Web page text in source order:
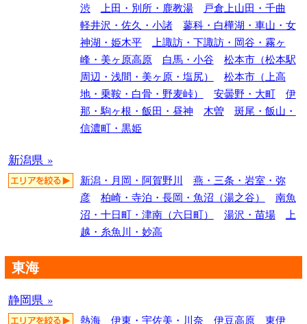
渋
上田・別所・鹿教湯
戸倉上山田・千曲
軽井沢・佐久・小諸
蓼科・白樺湖・車山・女
神湖・姫木平
上諏訪・下諏訪・岡谷・霧ヶ
峰・美ヶ原高原
白馬・小谷
松本市（松本駅
周辺・浅間・美ヶ原・塩尻）
松本市（上高
地・乗鞍・白骨・野麦峠）
安曇野・大町
伊
那・駒ヶ根・飯田・昼神
木曽
斑尾・飯山・
信濃町・黒姫
新潟県 »
新潟・月岡・阿賀野川
燕・三条・岩室・弥
彦
柏崎・寺泊・長岡・魚沼（湯之谷）
南魚
沼・十日町・津南（六日町）
湯沢・苗場
上
越・糸魚川・妙高
東海
静岡県 »
熱海 伊東・宇佐美・川奈 伊豆高原 東伊